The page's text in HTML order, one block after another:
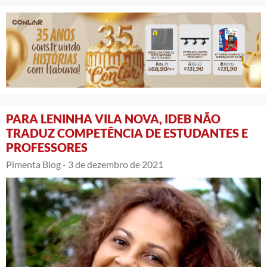
PARA LENINHA VILA NOVA, IDEB NÃO
TRADUZ COMPETÊNCIA DE ESTUDANTES E
PROFESSORES
Pimenta Blog - 3 de dezembro de 2021